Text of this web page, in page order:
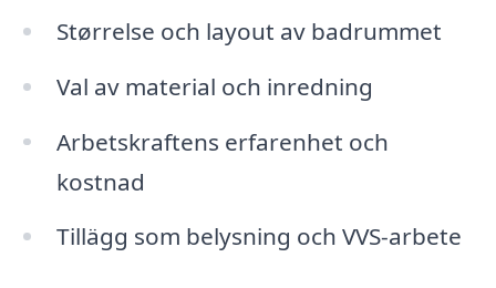
Størrelse och layout av badrummet
Val av material och inredning
Arbetskraftens erfarenhet och
kostnad
Tillägg som belysning och VVS-arbete